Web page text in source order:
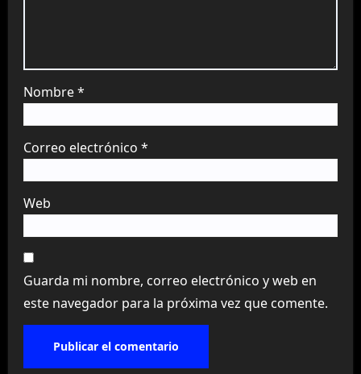
Nombre*
Correo electrónico *
Web
Guarda mi nombre, correo electrónico y web en
este navegador para la próxima vez que comente.